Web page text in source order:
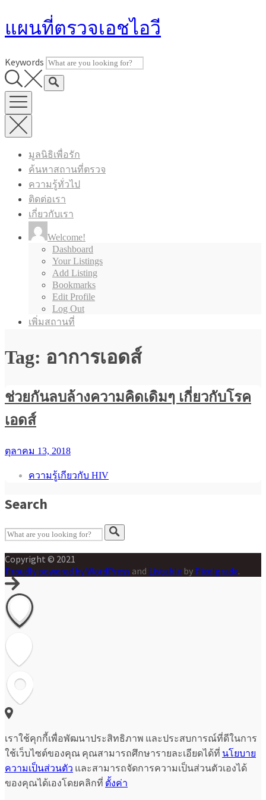
to
แผนที่ตรวจเอชไอวี
Keywords
มูลนิธิเพื่อรัก
ค้นหาสถานที่ตรวจ
ความรู้ทั่วไป
ติดต่อเรา
เกี่ยวกับเรา
Welcome!
Dashboard
Your Listings
Add Listing
Bookmarks
Edit Profile
Log Out
เพิ่มสถานที่
Tag: อาการเอดส์
ช่วยกันลบล้างความคิดเดิมๆ เกี่ยวกับโรค
เอดส์
ตุลาคม 13, 2018
ความรู้เกียวกับ HIV
Search
Copyright © 2021
Proudly powered by WordPress and Listable by Pixelgrade.
เราใช้คุกกี้เพื่อพัฒนาประสิทธิภาพ และประสบการณ์ที่ดีในการ
ใช้เว็บไซต์ของคุณ คุณสามารถศึกษารายละเอียดได้ที่ นโยบาย
ความเป็นส่วนตัว และสามารถจัดการความเป็นส่วนตัวเองได้
ของคุณได้เองโดยคลิกที่ ตั้งค่า